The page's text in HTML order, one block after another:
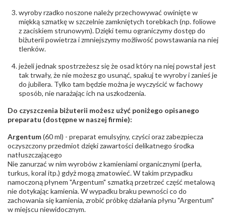
wyroby rzadko noszone należy przechowywać owinięte w
miękką szmatkę w szczelnie zamkniętych torebkach (np. foliowe
z zaciskiem strunowym). Dzięki temu ograniczymy dostęp do
biżuterii powietrza i zmniejszymy możliwość powstawania na niej
tlenków.
jeżeli jednak spostrzeżesz się że osad który na niej powstał jest
tak trwały, że nie możesz go usunąć, spakuj te wyroby i zanieś je
do jubilera. Tylko tam będzie można je wyczyścić w fachowy
sposób, nie narażając ich na uszkodzenia.
Do czyszczenia biżuterii możesz użyć poniżego opisanego
preparatu (dostępne w naszej firmie):
Argentum(60 ml) - preparat emulsyjny, czyści oraz zabezpiecza
oczyszczony przedmiot dzięki zawartości delikatnego środka
natłuszczającego
Nie zanurzać w nim wyrobów z kamieniami organicznymi (perła,
turkus, koral itp.) gdyż mogą zmatowieć. W takim przypadku
namoczoną płynem "Argentum" szmatką przetrzeć część metalową
nie dotykając kamienia. W wypadku braku pewności co do
zachowania się kamienia, zrobić próbkę działania płynu "Argentum"
w miejscu niewidocznym.